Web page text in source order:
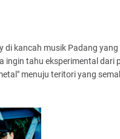
kancah musik Padang
ingin tahu eksperimental dari
menuju teritori yang